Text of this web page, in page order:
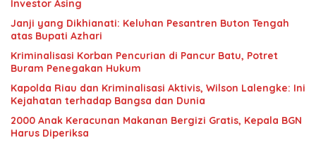
Investor Asing
Janji yang Dikhianati: Keluhan Pesantren Buton Tengah
atas Bupati Azhari
Kriminalisasi Korban Pencurian di Pancur Batu, Potret
Buram Penegakan Hukum
Kapolda Riau dan Kriminalisasi Aktivis, Wilson Lalengke: Ini
Kejahatan terhadap Bangsa dan Dunia
2000 Anak Keracunan Makanan Bergizi Gratis, Kepala BGN
Harus Diperiksa